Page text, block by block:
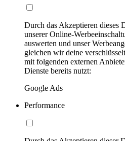
Durch das Akzeptieren dieses
unserer Online-
auswerten und unser
gleichen wir deine
mit folgenden externen
Dienste bereits nutzt:
Google Ads
Performance